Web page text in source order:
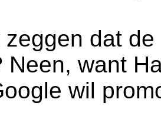
dat
Neen, want
wil